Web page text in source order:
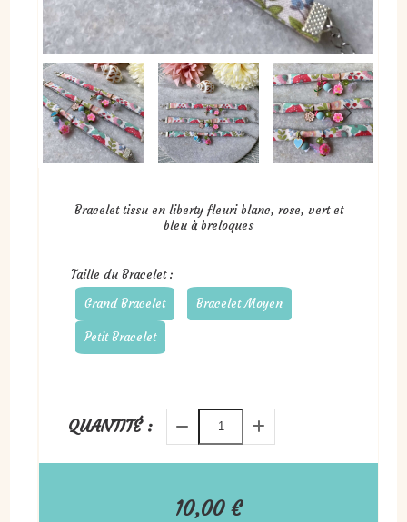
Bracelet tissu en liberty fleuri blanc, rose, vert et
bleu à breloques
Taille du Bracelet :
Grand Bracelet
Bracelet Moyen
Petit Bracelet
10,00€
QUANTITÉ :